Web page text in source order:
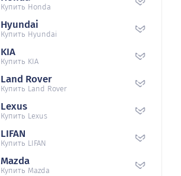
Купить Honda
Hyundai
Купить Hyundai
KIA
Купить KIA
Land Rover
Купить Land Rover
Lexus
Купить Lexus
LIFAN
Купить LIFAN
Mazda
Купить Mazda